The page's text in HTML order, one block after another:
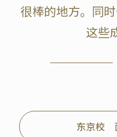
很棒的地方。同
这些
东京校